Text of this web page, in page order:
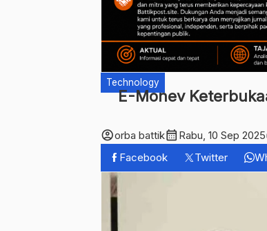
Technology
E-Monev
account_circleorba battikcalendar_month Rabu, 10 Sep 2025
Facebook
Twitter